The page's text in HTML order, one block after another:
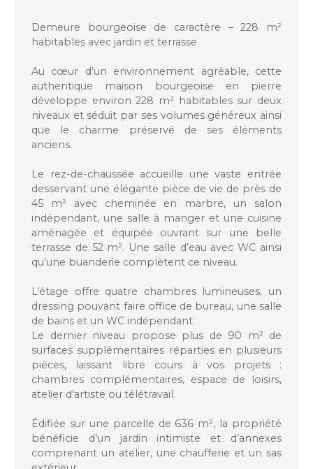
Demeure bourgeoise de caractère – 228 m²
habitables avec jardin et terrasse
Au cœur d’un environnement agréable, cette
authentique maison bourgeoise en pierre
développe environ 228 m² habitables sur deux
niveaux et séduit par ses volumes généreux ainsi
que le charme préservé de ses éléments
anciens.
Le rez-de-chaussée accueille une vaste entrée
desservant une élégante pièce de vie de près de
45 m² avec cheminée en marbre, un salon
indépendant, une salle à manger et une cuisine
aménagée et équipée ouvrant sur une belle
terrasse de 52 m². Une salle d’eau avec WC ainsi
qu’une buanderie complètent ce niveau.
L’étage offre quatre chambres lumineuses, un
dressing pouvant faire office de bureau, une salle
de bains et un WC indépendant.
Le dernier niveau propose plus de 90 m² de
surfaces supplémentaires réparties en plusieurs
pièces, laissant libre cours à vos projets :
chambres complémentaires, espace de loisirs,
atelier d’artiste ou télétravail.
Édifiée sur une parcelle de 636 m², la propriété
bénéficie d’un jardin intimiste et d’annexes
comprenant un atelier, une chaufferie et un sas